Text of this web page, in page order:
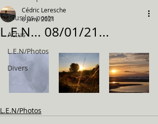
Tous les posts
Actus
L.E.N/Photos
Divers
L.E.N... 08/01/21...
Cédric Leresche
8 janv. 2021
L.E.N/Photos